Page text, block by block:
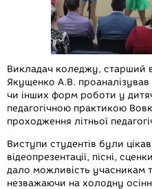
Викладач коледжу, старший
Якущенко А.В. проаналізував
чи інших форм роботи у
педагогічною практикою
проходження літньої
Виступи студентів були
відеопрезентації, пісні,
дало можливість учасникам
незважаючи на холодну